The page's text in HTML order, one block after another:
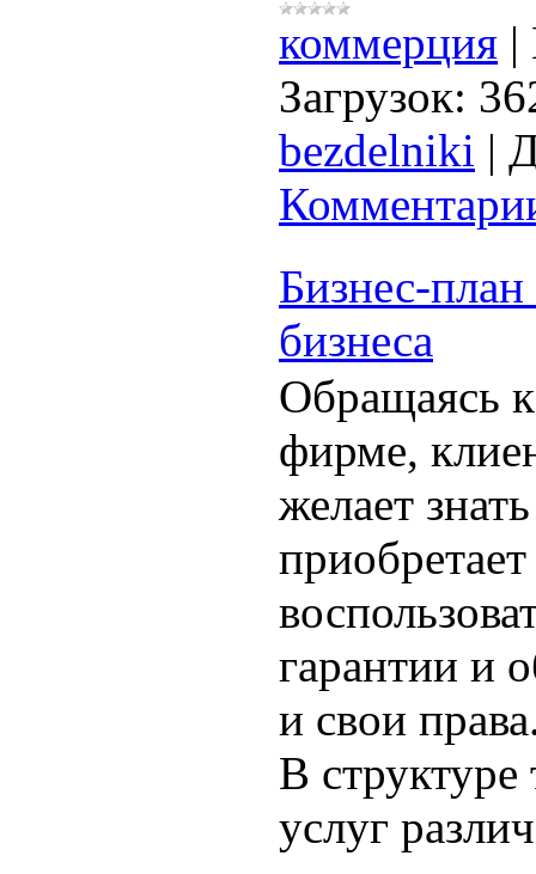
коммерция |
Загрузок:
bezdelniki |
Бизнес-план
бизнеса
Обращаясь
фирме,
желает
гарантии и
и свои
В структуре
услуг